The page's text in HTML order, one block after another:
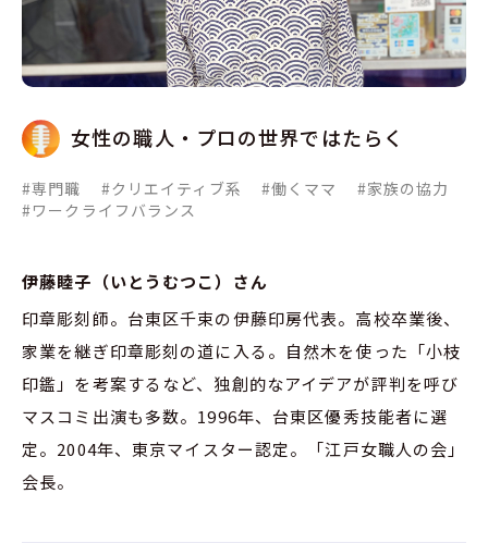
女性の職人・プロの世界ではたらく
#専門職 #クリエイティブ系 #働くママ
#家族の協力
#ワークライフバランス
伊藤睦子（いとうむつこ）さん
印章彫刻師。台東区千束の伊藤印房代表。高校卒業後、
家業を継ぎ印章彫刻の道に入る。自然木を使った「小枝
印鑑」を考案するなど、独創的なアイデアが評判を呼び
マスコミ出演も多数。1996年、台東区優秀技能者に選
定。2004年、東京マイスター認定。「江戸女職人の会」
会長。